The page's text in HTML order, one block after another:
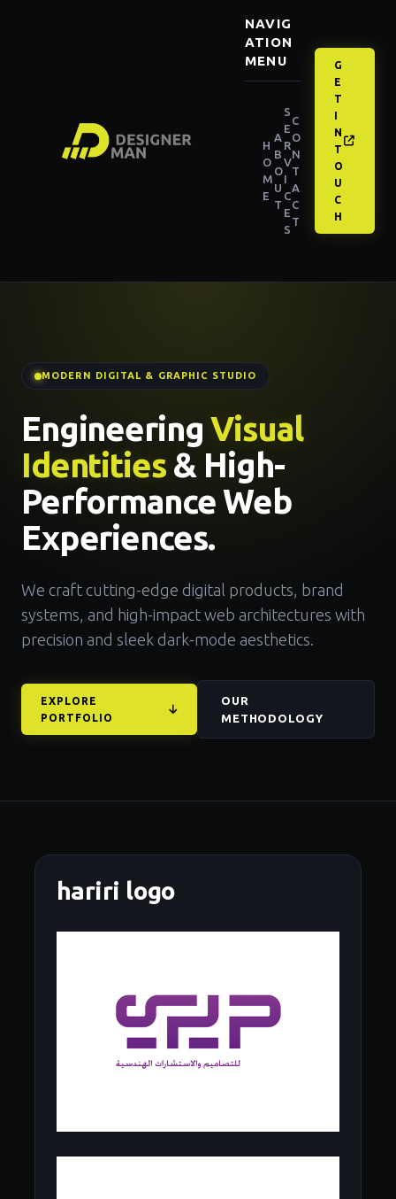
NAVIG
ATION
MENU
H
O
M
E
A
B
O
U
T
S
E
R
V
I
C
E
S
C
O
N
T
A
C
T
G
E
T
I
N
T
O
U
C
H
MODERN DIGITAL & GRAPHIC STUDIO
EngineeringVisual
Identities & High-
Performance Web
Experiences.
We craft cutting-edge digital products, brand
systems, and high-impact web architectures with
precision and sleek dark-mode aesthetics.
EXPLORE
PORTFOLIO
OUR
METHODOLOGY
hariri logo